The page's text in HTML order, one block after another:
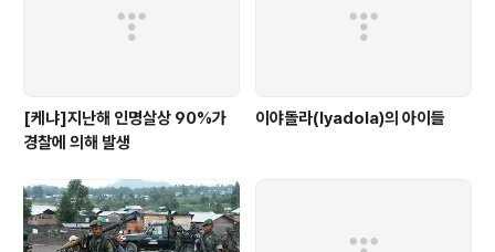
[케냐]지난해 인명살상 90%가
경찰에 의해 발생
이야돌라(Iyadola)의 아이들